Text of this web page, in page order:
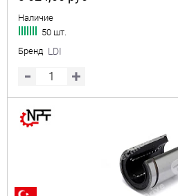
Наличие
50 шт.
Бренд LDI